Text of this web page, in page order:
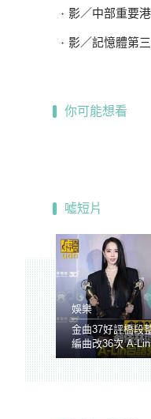
影／中部重要
影／記憶體第三
你可能想看
噓短片
娛樂
金曲37好評橋段
編曲改36次 A-
腔